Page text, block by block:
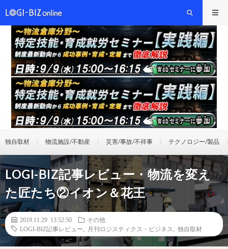
独自取材 物流施設/不動産 災害/事故/不祥事 テクノロジー/製品
LOGI-BIZ記事レビュー・物流を変え
た匠たち②イオン＆花王
2019.11.29 13:52:50
その他
LOGI-BIZ記事レビュー
月刊ロジスティクス・ビジネス 独自取材